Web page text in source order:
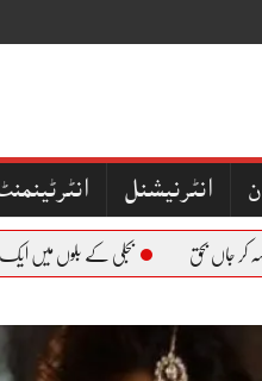
انٹرنیشنل
بجلی کے بلوں میں ایک اور